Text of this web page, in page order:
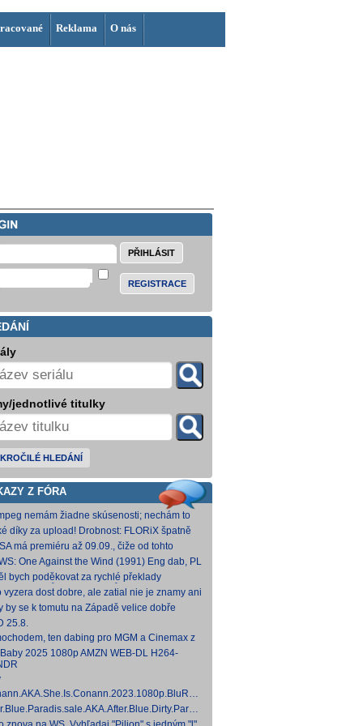
Reklama O nás
REGISTRACE
jednotlivé titulky
HLEDÁNÍ
Z FÓRA
nemám žiadne skúsenosti; nechám to
Môžeš opraviť a nahodiť na WS, ak
díky za upload! Drobnost: FLORiX špatně
audio kanály (nejspíš vzniklo
z DTS
má premiéru až 09.09., čiže od tohto
bude VoD za taký mesiac, možno dva.
One Against the Wind (1991) Eng dab, PL
Polské titulky, ale kvalita obrazu je slabší.
bych poděkovat za rychlé překlady
titulů, patří Vám můj dík. O to více mne
,že
vyzera dost dobre, ale zatial nie je znamy ani
vydania na VOD.
by se k tomutu na Západě velice dobře
televiznímu snímku dohledat nějaké
25.8.
ten dabing pro MGM a Cinemax z
je fakt bizarní. Zdá se, že když si
P
2025 1080p AMZN WEB-DL H264-
[14,53 GB]
[15,19 GB]